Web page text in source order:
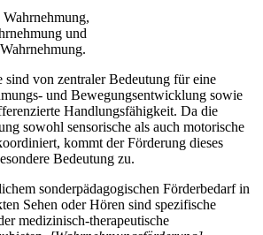
und
sind von zentraler Bedeutung für eine
und Bewegungsentwicklung sowie
Handlungsfähigkeit. Da die
sowohl sensorische als auch motorische
kommt der Förderung dieses
Bedeutung zu.
sonderpädagogischen Förderbedarf in
Sehen oder Hören sind spezifische
medizinisch-therapeutische